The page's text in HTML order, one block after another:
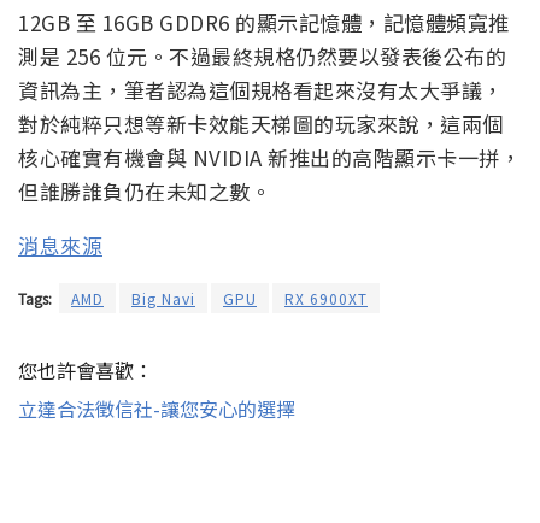
12GB 至 16GB GDDR6 的顯示記憶體，記憶體頻寬推
測是 256 位元。不過最終規格仍然要以發表後公布的
資訊為主，筆者認為這個規格看起來沒有太大爭議，
對於純粹只想等新卡效能天梯圖的玩家來說，這兩個
核心確實有機會與 NVIDIA 新推出的高階顯示卡一拼，
但誰勝誰負仍在未知之數。
消息來源
Tags: AMD Big Navi GPU RX 6900XT
您也許會喜歡：
立達合法徵信社-讓您安心的選擇